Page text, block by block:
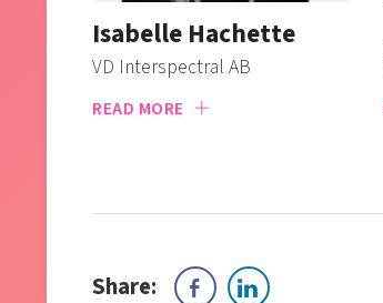
Isabelle Hachette
VD Interspectral AB
READ MORE
Share: